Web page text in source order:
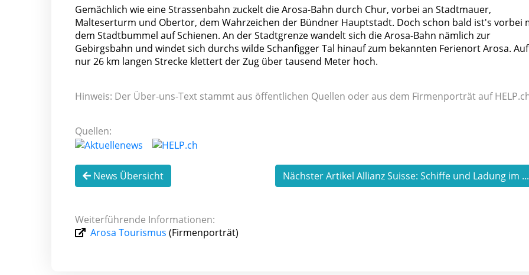
Gemächlich wie eine Strassenbahn zuckelt die Arosa-Bahn durch Chur, vorbei an Stadtmauer,
Malteserturm und Obertor, dem Wahrzeichen der Bündner Hauptstadt. Doch schon bald ist's vorbei
dem Stadtbummel auf Schienen. An der Stadtgrenze wandelt sich die Arosa-Bahn nämlich zur
Gebirgsbahn und windet sich durchs wilde Schanfigger Tal hinauf zum bekannten Ferienort Arosa.
nur 26 km langen Strecke klettert der Zug über tausend Meter hoch.
Hinweis: Der Über-uns-Text stammt aus öffentlichen Quellen oder aus dem Firmenporträt auf
Quellen:
News Übersicht Nächster Artikel Allianz Suisse: Schiffe und Ladung im
Weiterführende Informationen:
Arosa Tourismus (Firmenporträt)